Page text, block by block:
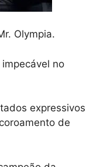
Olympia.
no
de